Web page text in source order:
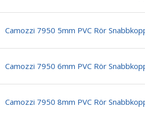
Camozzi 7950 5mm PVC Rör
Camozzi 7950 6mm PVC Rör
Camozzi 7950 8mm PVC Rör